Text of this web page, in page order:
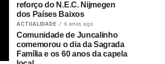
reforço do N.E.C. Nijmegen
dos Países Baixos
ACTUALIDADE 6 anos ago
Comunidade de Juncalinho
comemorou o dia da Sagrada
Família e os 60 anos da capela